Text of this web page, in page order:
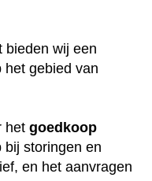
bieden wij een
het gebied van
het goedkoop
bij storingen en
en het aanvragen